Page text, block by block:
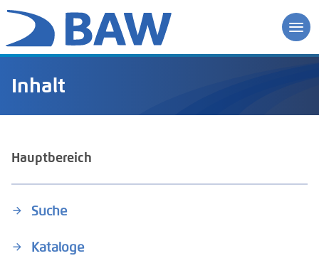
Inhalt
Hauptbereich
Suche
Kataloge